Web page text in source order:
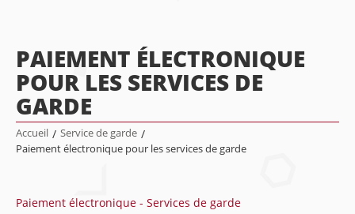
PAIEMENT ÉLECTRONIQUE
POUR LES SERVICES DE
GARDE
Accueil / Service de garde /
Paiement électronique pour les services de garde
Paiement électronique - Services de garde